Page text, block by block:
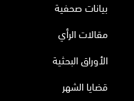
بيانات صحفية
مقالات الرأي
الأوراق البحثية
قضايا الشهر